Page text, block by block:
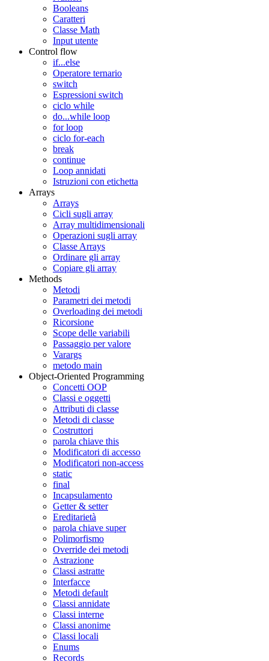
Booleans
Caratteri
Classe Math
Input utente
Control flow
if...else
Operatore ternario
switch
Espressioni switch
ciclo while
do...while loop
for loop
ciclo for-each
break
continue
Loop annidati
Istruzioni con etichetta
Arrays
Arrays
Cicli sugli array
Array multidimensionali
Operazioni sugli array
Classe Arrays
Ordinare gli array
Copiare gli array
Methods
Metodi
Parametri dei metodi
Overloading dei metodi
Ricorsione
Scope delle variabili
Passaggio per valore
Varargs
metodo main
Object-Oriented Programming
Concetti OOP
Classi e oggetti
Attributi di classe
Metodi di classe
Costruttori
parola chiave this
Modificatori di accesso
Modificatori non-access
static
final
Incapsulamento
Getter & setter
Ereditarietà
parola chiave super
Polimorfismo
Override dei metodi
Astrazione
Classi astratte
Interfacce
Metodi default
Classi annidate
Classi interne
Classi anonime
Classi locali
Enums
Records